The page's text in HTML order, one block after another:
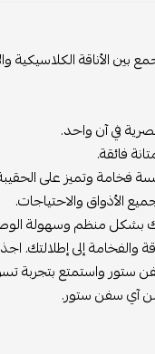
الأناقة الكلاسيكية
في آن واحد.
فائقة.
فخامة وتميز على
الأذواق والاحتياجات.
بشكل منظم وسهولة
إلى إطلالتك. اجذب
ستور واستمتع بتجربة
من آي سفن ستور.